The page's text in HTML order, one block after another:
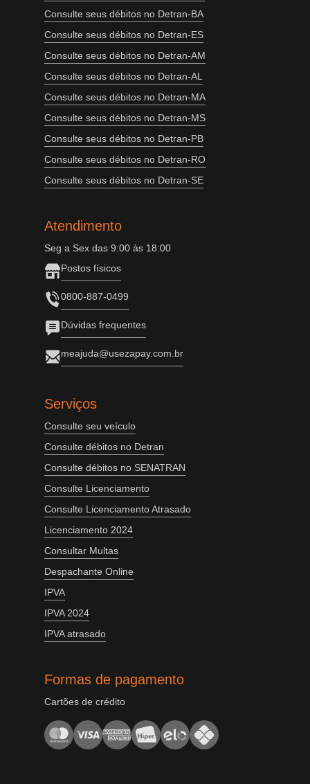
Consulte seus débitos no Detran-BA
Consulte seus débitos no Detran-ES
Consulte seus débitos no Detran-AM
Consulte seus débitos no Detran-AL
Consulte seus débitos no Detran-MA
Consulte seus débitos no Detran-MS
Consulte seus débitos no Detran-PB
Consulte seus débitos no Detran-RO
Consulte seus débitos no Detran-SE
Atendimento
Seg a Sex das 9:00 às 18:00
Postos físicos
0800-887-0499
Dúvidas frequentes
meajuda@usezapay.com.br
Serviços
Consulte seu veículo
Consulte débitos no Detran
Consulte débitos no SENATRAN
Consulte Licenciamento
Consulte Licenciamento Atrasado
Licenciamento 2024
Consultar Multas
Despachante Online
IPVA
IPVA 2024
IPVA atrasado
Formas de pagamento
Cartões de crédito